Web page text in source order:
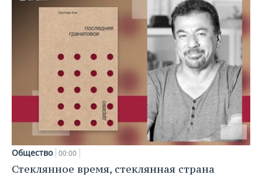
Общество 00:00
Стеклянное время, стеклянная страна